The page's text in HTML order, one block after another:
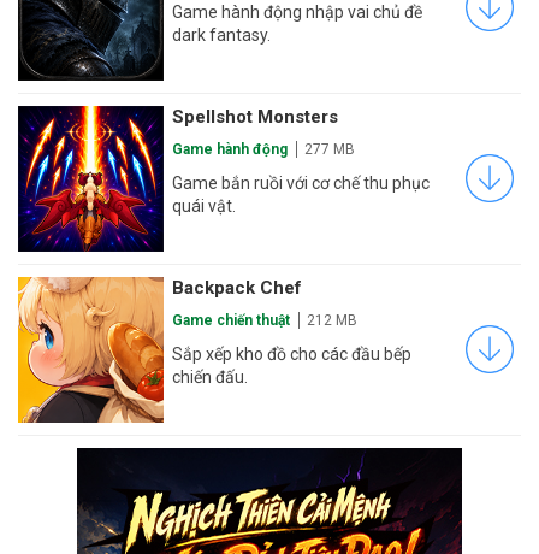
Game hành động nhập vai chủ đề
dark fantasy.
Spellshot Monsters
Game hành động 277 MB
Game bắn ruồi với cơ chế thu phục
quái vật.
Backpack Chef
Game chiến thuật 212 MB
Sắp xếp kho đồ cho các đầu bếp
chiến đấu.